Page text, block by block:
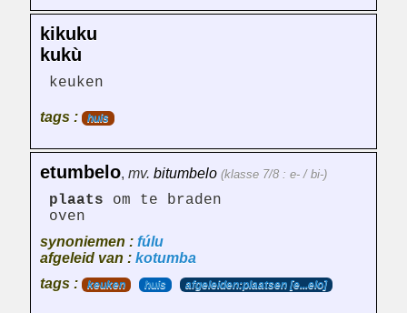
kikuku
kukù
keuken
tags : huis
etumbelo, mv. bitumbelo (klasse 7/8 : e- / bi-)
plaats om te braden
oven
synoniemen : fúlu
afgeleid van : kotumba
tags :
keuken huis afgeleiden:plaatsen [e...elo]